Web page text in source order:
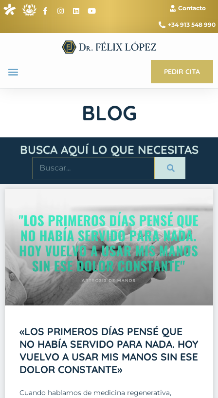
Contacto
+34 913 548 990
PEDIR CITA
BLOG
BUSCA AQUÍ LO QUE NECESITAS
«LOS PRIMEROS DÍAS PENSÉ QUE
NO HABÍA SERVIDO PARA NADA. HOY
VUELVO A USAR MIS MANOS SIN ESE
DOLOR CONSTANTE»
Cuando hablamos de medicina regenerativa,